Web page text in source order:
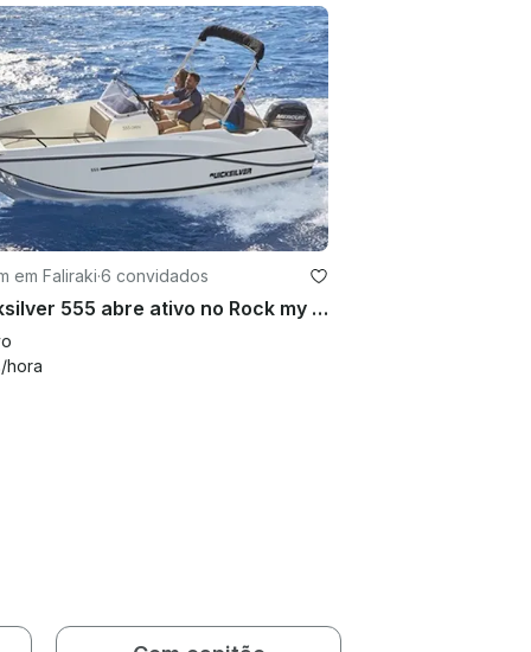
em Faliraki·6 convidados
Quicksilver 555 abre ativo no Rock my boat em Rhodes
/hora